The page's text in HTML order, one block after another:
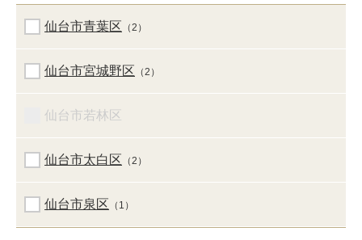
仙台市青葉区 （2）
仙台市宮城野区 （2）
仙台市若林区
仙台市太白区 （2）
仙台市泉区 （1）